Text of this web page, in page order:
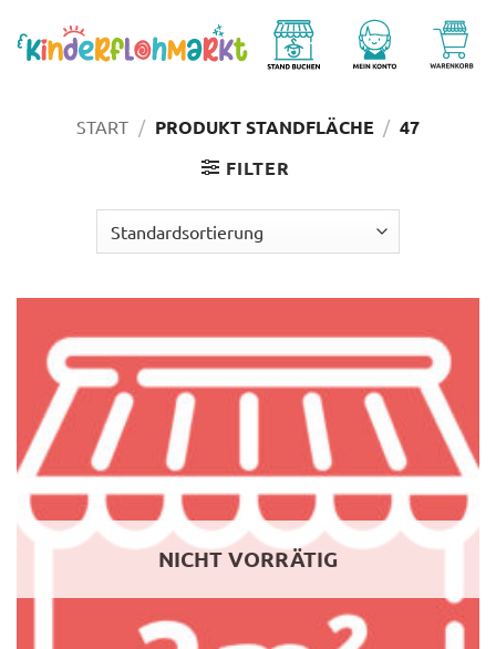
Inhalt
springen
START / PRODUKT STANDFLÄCHE / 47
FILTER
NICHT VORRÄTIG